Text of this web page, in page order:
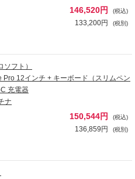
146,520円 (税込)
133,200円 (税別)
フト）
Pro 12インチ + キーボード（スリムペン
充電器
ナ
150,544円 (税込)
136,859円 (税別)